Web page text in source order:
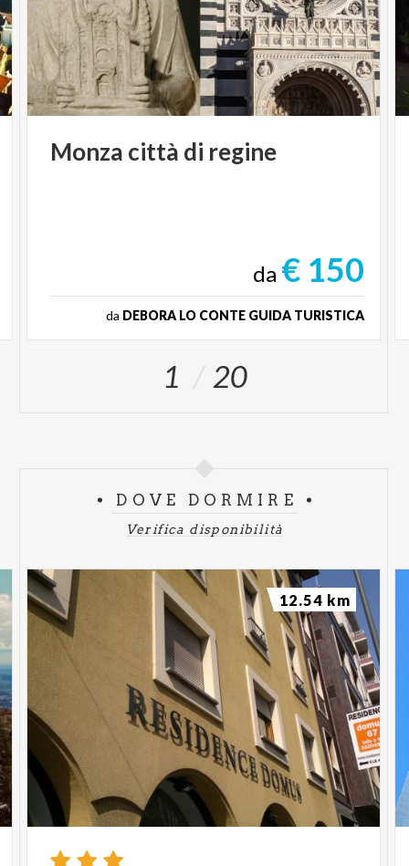
Monza città di regine
da € 150
da DEBORA LO CONTE GUIDA TURISTICA
1 20
DOVE DORMIRE
Verifica disponibilità
12.54 km